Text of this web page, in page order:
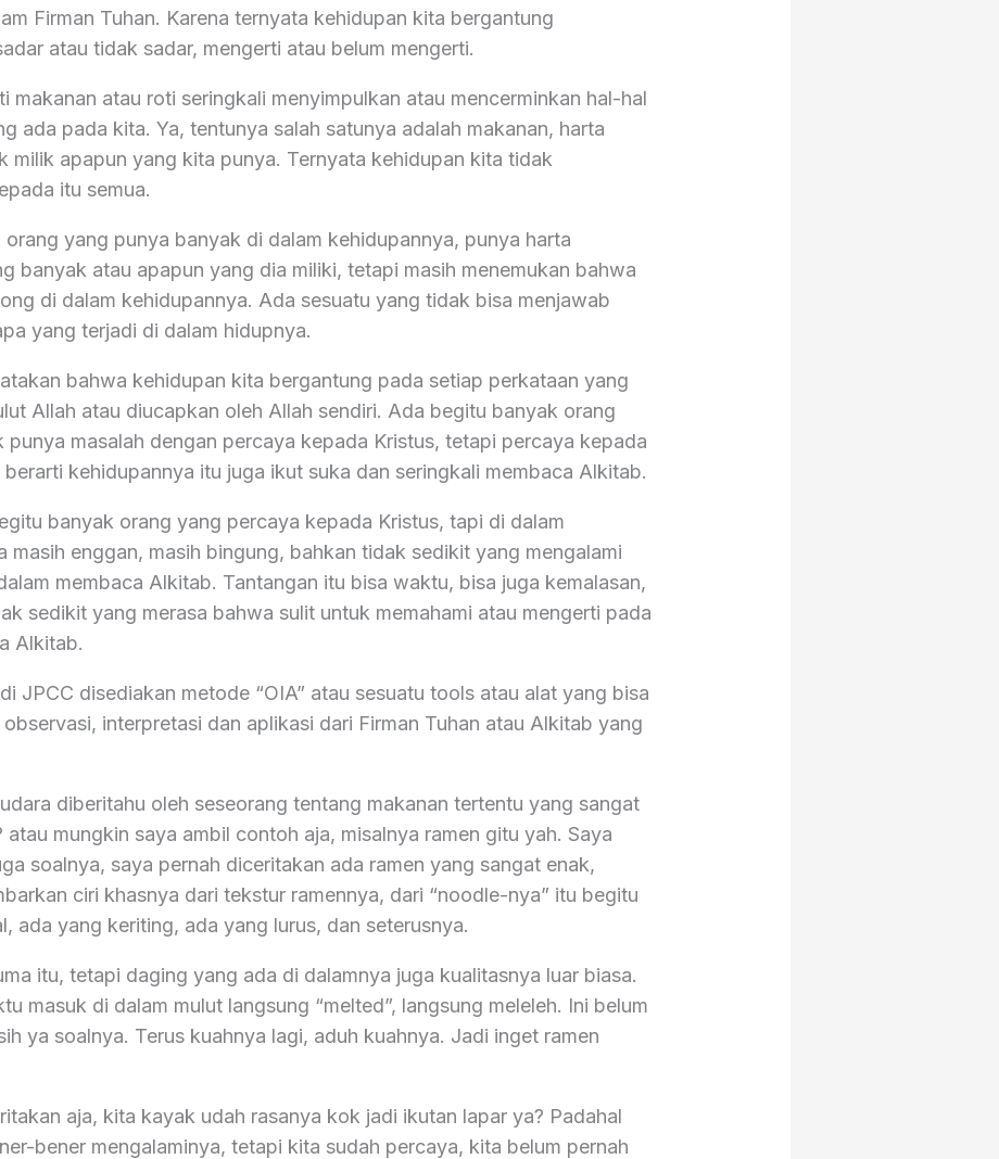
Firman Tuhan. Karena ternyata kehidupan kita bergantung
atau tidak sadar, mengerti atau belum mengerti.
makanan atau roti seringkali menyimpulkan atau mencerminkan hal-hal
ada pada kita. Ya, tentunya salah satunya adalah makanan, harta
milik apapun yang kita punya. Ternyata kehidupan kita tidak
itu semua.
orang yang punya banyak di dalam kehidupannya, punya harta
banyak atau apapun yang dia miliki, tetapi masih menemukan bahwa
di dalam kehidupannya. Ada sesuatu yang tidak bisa menjawab
yang terjadi di dalam hidupnya.
bahwa kehidupan kita bergantung pada setiap perkataan yang
Allah atau diucapkan oleh Allah sendiri. Ada begitu banyak orang
punya masalah dengan percaya kepada Kristus, tetapi percaya kepada
berarti kehidupannya itu juga ikut suka dan seringkali membaca Alkitab.
banyak orang yang percaya kepada Kristus, tapi di dalam
masih enggan, masih bingung, bahkan tidak sedikit yang mengalami
membaca Alkitab. Tantangan itu bisa waktu, bisa juga kemalasan,
sedikit yang merasa bahwa sulit untuk memahami atau mengerti pada
Alkitab.
JPCC disediakan metode “OIA” atau sesuatu tools atau alat yang bisa
interpretasi dan aplikasi dari Firman Tuhan atau Alkitab yang
diberitahu oleh seseorang tentang makanan tertentu yang sangat
atau mungkin saya ambil contoh aja, misalnya ramen gitu yah. Saya
soalnya, saya pernah diceritakan ada ramen yang sangat enak,
ciri khasnya dari tekstur ramennya, dari “noodle-nya” itu begitu
ada yang keriting, ada yang lurus, dan seterusnya.
itu, tetapi daging yang ada di dalamnya juga kualitasnya luar biasa.
masuk di dalam mulut langsung “melted”, langsung meleleh. Ini belum
ya soalnya. Terus kuahnya lagi, aduh kuahnya. Jadi inget ramen
aja, kita kayak udah rasanya kok jadi ikutan lapar ya? Padahal
bener mengalaminya, tetapi kita sudah percaya, kita belum pernah